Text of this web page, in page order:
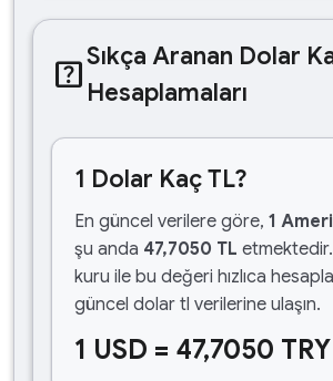
help_centerSıkça Aranan Dolar
Hesaplamaları
1 Dolar Kaç TL?
En güncel verilere göre, 1
şu anda 47,7050 TL
kuru ile bu değeri hızlıca
güncel dolar tl verilerine ulaşın.
1 USD = 47,7050 TRY